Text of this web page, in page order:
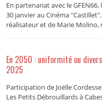
En partenariat avec le
30 janvier au Cinéma
réalisateur et de Marie Molino,
En 2050 : uniformité ou
2025
Participation de Joëlle
Les Petits Débrouillards à